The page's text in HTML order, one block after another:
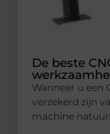
De beste
Wanneer u een
verzekerd zijn
machine